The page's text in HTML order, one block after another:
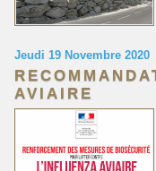
Jeudi 19 Novembre 2020
AVIAIRE